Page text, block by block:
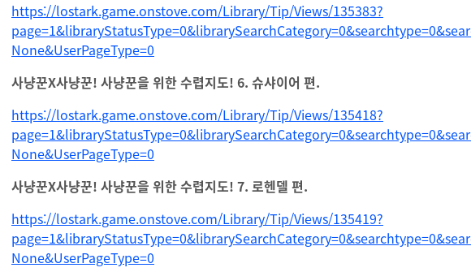
https://lostark.game.onstove.com/Library/Tip/Views/135383?
None&UserPageType=0
사냥꾼X사냥꾼! 사냥꾼을 위한 수렵지도! 6. 슈샤이어 편.
https://lostark.game.onstove.com/Library/Tip/Views/135418?
None&UserPageType=0
사냥꾼X사냥꾼! 사냥꾼을 위한 수렵지도! 7. 로헨델 편.
https://lostark.game.onstove.com/Library/Tip/Views/135419?
None&UserPageType=0